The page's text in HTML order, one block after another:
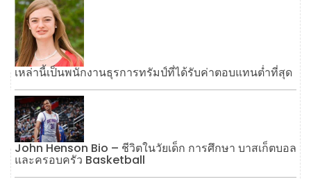
เหล่านี้เป็นพนักงานธุรการทรัมป์ที่ได้รับค่าตอบแทนต่ำที่สุด
John Henson Bio – ชีวิตในวัยเด็ก การศึกษา บาสเก็ตบอล
และครอบครัว Basketball